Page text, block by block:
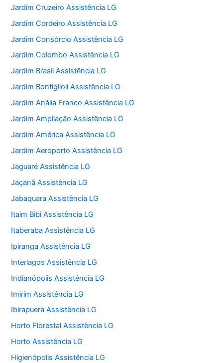
Jardim Cruzeiro Assistência LG
Jardim Cordeiro Assistência LG
Jardim Consórcio Assistência LG
Jardim Colombo Assistência LG
Jardim Brasil Assistência LG
Jardim Bonfiglioli Assistência LG
Jardim Anália Franco Assistência LG
Jardim Ampliação Assistência LG
Jardim América Assistência LG
Jardim Aeroporto Assistência LG
Jaguaré Assistência LG
Jaçanã Assistência LG
Jabaquara Assistência LG
Itaim Bibi Assistência LG
Itaberaba Assistência LG
Ipiranga Assistência LG
Interlagos Assistência LG
Indianópolis Assistência LG
Imirim Assistência LG
Ibirapuera Assistência LG
Horto Florestal Assistência LG
Horto Assistência LG
Higienópolis Assistência LG